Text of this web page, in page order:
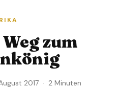
zum
2017 · 2 Minuten